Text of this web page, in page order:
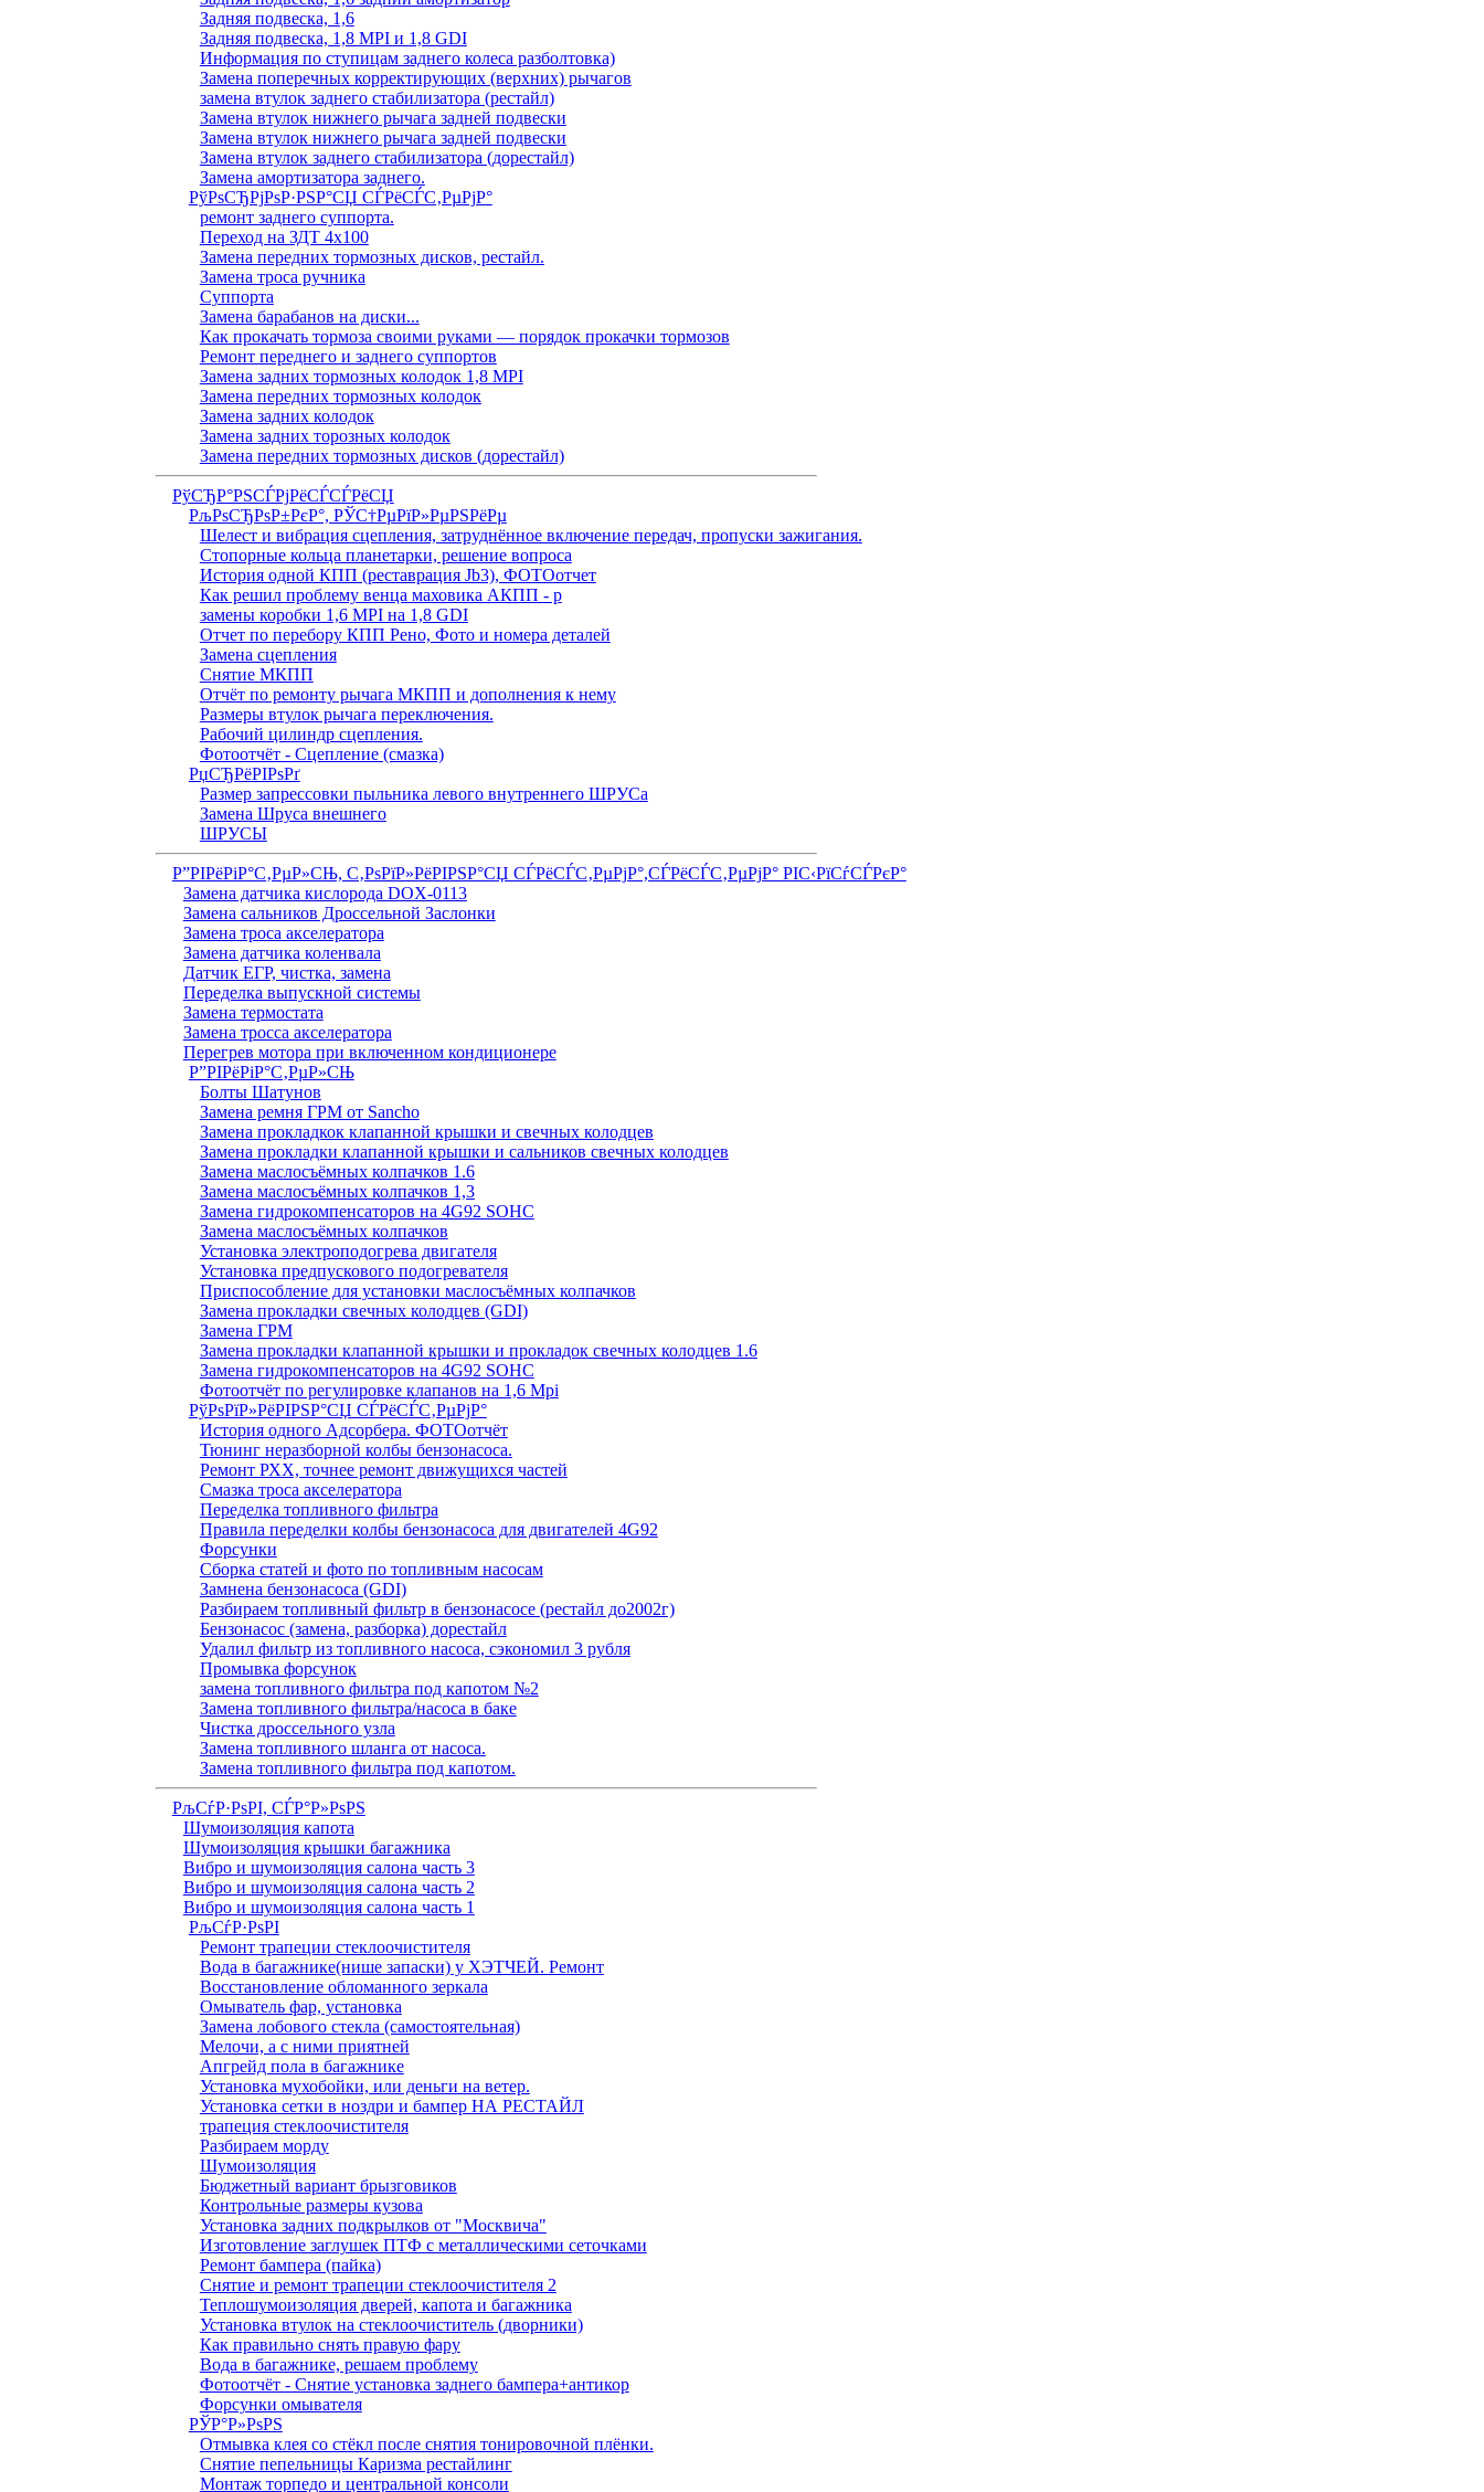
Задняя подвеска, 1,6
Задняя подвеска, 1,8 MPI и 1,8 GDI
Информация по ступицам заднего колеса разболтовка)
Замена поперечных корректирующих (верхних) рычагов
замена втулок заднего стабилизатора (рестайл)
Замена втулок нижнего рычага задней подвески
Замена втулок нижнего рычага задней подвески
Замена втулок заднего стабилизатора (дорестайл)
Замена амортизатора заднего.
РўРѕСЂРјРѕР·РЅР°СЏ СЃРёСЃС‚РµРјР°
ремонт заднего суппорта.
Переход на ЗДТ 4х100
Замена передних тормозных дисков, рестайл.
Замена троса ручника
Суппорта
Замена барабанов на диски...
Как прокачать тормоза своими руками — порядок прокачки тормозов
Ремонт переднего и заднего суппортов
Замена задних тормозных колодок 1,8 MPI
Замена передних тормозных колодок
Замена задних колодок
Замена задних торозных колодок
Замена передних тормозных дисков (дорестайл)
РўСЂР°РЅСЃРјРёСЃСЃРёСЏ
РљРѕСЂРѕР±РєР°, РЎС†РµРїР»РµРЅРёРµ
Шелест и вибрация сцепления, затруднённое включение передач, пропуски зажигания.
Стопорные кольца планетарки, решение вопроса
История одной КПП (реставрация Jb3), ФОТОотчет
Как решил проблему венца маховика АКПП - р
замены коробки 1,6 MPI на 1,8 GDI
Отчет по перебору КПП Рено, Фото и номера деталей
Замена сцепления
Снятие МКПП
Отчёт по ремонту рычага МКПП и дополнения к нему
Размеры втулок рычага переключения.
Рабочий цилиндр сцепления.
Фотоотчёт - Сцепление (смазка)
РџСЂРёРІРѕРґ
Размер запрессовки пыльника левого внутреннего ШРУСа
Замена Шруса внешнего
ШРУСЫ
Р”РІРёРіР°С‚РµР»СЊ, С‚РѕРїР»РёРІРЅР°СЏ СЃРёСЃС‚РµРјР°,СЃРёСЃС‚РµРјР° РІС‹РїСѓСЃРєР°
Замена датчика кислорода DOX-0113
Замена сальников Дроссельной Заслонки
Замена троса акселератора
Замена датчика коленвала
Датчик ЕГР, чистка, замена
Переделка выпускной системы
Замена термостата
Замена тросса акселератора
Перегрев мотора при включенном кондиционере
Р”РІРёРіР°С‚РµР»СЊ
Болты Шатунов
Замена ремня ГРМ от Sancho
Замена прокладкок клапанной крышки и свечных колодцев
Замена прокладки клапанной крышки и сальников свечных колодцев
Замена маслосъёмных колпачков 1.6
Замена маслосъёмных колпачков 1,3
Замена гидрокомпенсаторов на 4G92 SOHC
Замена маслосъёмных колпачков
Установка электроподогрева двигателя
Установка предпускового подогревателя
Приспособление для установки маслосъёмных колпачков
Замена прокладки свечных колодцев (GDI)
Замена ГРМ
Замена прокладки клапанной крышки и прокладок свечных колодцев 1.6
Замена гидрокомпенсаторов на 4G92 SOHC
Фотоотчёт по регулировке клапанов на 1,6 Mpi
РўРѕРїР»РёРІРЅР°СЏ СЃРёСЃС‚РµРјР°
История одного Адсорбера. ФОТОотчёт
Тюнинг неразборной колбы бензонасоса.
Ремонт РХХ, точнее ремонт движущихся частей
Смазка троса акселератора
Переделка топливного фильтра
Правила переделки колбы бензонасоса для двигателей 4G92
Форсунки
Сборка статей и фото по топливным насосам
Замнена бензонасоса (GDI)
Разбираем топливный фильтр в бензонасосе (рестайл до2002г)
Бензонасос (замена, разборка) дорестайл
Удалил фильтр из топливного насоса, сэкономил 3 рубля
Промывка форсунок
замена топливного фильтра под капотом №2
Замена топливного фильтра/насоса в баке
Чистка дроссельного узла
Замена топливного шланга от насоса.
Замена топливного фильтра под капотом.
РљСѓР·РѕРІ, СЃР°Р»РѕРЅ
Шумоизоляция капота
Шумоизоляция крышки багажника
Вибро и шумоизоляция салона часть 3
Вибро и шумоизоляция салона часть 2
Вибро и шумоизоляция салона часть 1
РљСѓР·РѕРІ
Ремонт трапеции стеклоочистителя
Вода в багажнике(нише запаски) у ХЭТЧЕЙ. Ремонт
Восстановление обломанного зеркала
Омыватель фар, установка
Замена лобового стекла (самостоятельная)
Мелочи, а с ними приятней
Апгрейд пола в багажнике
Установка мухобойки, или деньги на ветер.
Установка сетки в ноздри и бампер НА РЕСТАЙЛ
трапеция стеклоочистителя
Разбираем морду
Шумоизоляция
Бюджетный вариант брызговиков
Контрольные размеры кузова
Установка задних подкрылков от "Москвича"
Изготовление заглушек ПТФ с металлическими сеточками
Ремонт бампера (пайка)
Снятие и ремонт трапеции стеклоочистителя 2
Теплошумоизоляция дверей, капота и багажника
Установка втулок на стеклоочиститель (дворники)
Как правильно снять правую фару
Вода в багажнике, решаем проблему
Фотоотчёт - Снятие установка заднего бампера+антикор
Форсунки омывателя
РЎР°Р»РѕРЅ
Отмывка клея со стёкл после снятия тонировочной плёнки.
Снятие пепельницы Каризма рестайлинг
Монтаж торпедо и центральной консоли